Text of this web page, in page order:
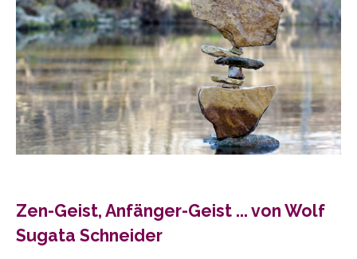
Zen-Geist, Anfänger-Geist ... von Wolf
Sugata Schneider